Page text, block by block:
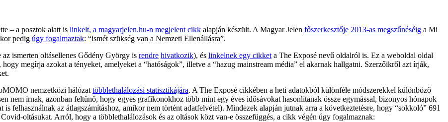
– a posztok alatt is linkelt, a magyarjelen.hu-n megjelent cikk alapján készült. A Magyar Jelen főszerkesztője 2013-as megszűnéséig a Mi
pedig úgy fogalmaztak: “ismét szükség van a Nemzeti Ellenállásra”.
az ismerten oltásellenes Gődény György is rendre hivatkozik), és linkelnek egy cikket a The Exposé nevű oldalról is. Ez a weboldal oldal
megírja azokat a tényeket, amelyeket a “hatóságok”, illetve a “hazug mainstream média” el akarnak hallgatni. Szerzőikről azt írják,
nemzetközi hálózat többlethalálozási statisztikájára. A The Exposé cikkében a heti adatokból különféle módszerekkel különböző
nem írnak, azonban feltűnő, hogy egyes grafikonokhoz több mint egy éves idősávokat hasonlítanak össze egymással, bizonyos hónapok
felhasználnak az átlagszámításhoz, amikor nem történt adatfelvétel). Mindezek alapján jutnak arra a következtetésre, hogy “sokkoló” 691
oltásukat. Arról, hogy a többlethalálozások és az oltások közt van-e összefüggés, a cikk végén úgy fogalmaznak: